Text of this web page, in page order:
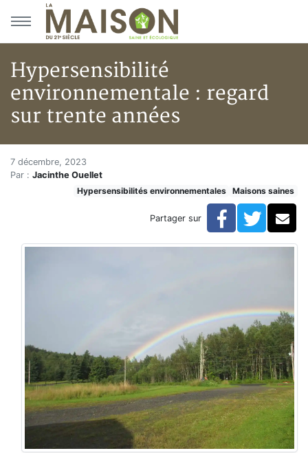
Aller au menu principal
Aller au contenu principal
Hypersensibilité
environnementale : regard
sur trente années
Accueil
En kiosque!
Maisons saines
Hypersensibilités environnementales
Hypersensibilité environnementale : regard sur trente
Hypersensibilité
7 décembre, 2023
Par : Jacinthe Ouellet
Hypersensibilités environnementales
Maisons saines
Partager sur Facebook